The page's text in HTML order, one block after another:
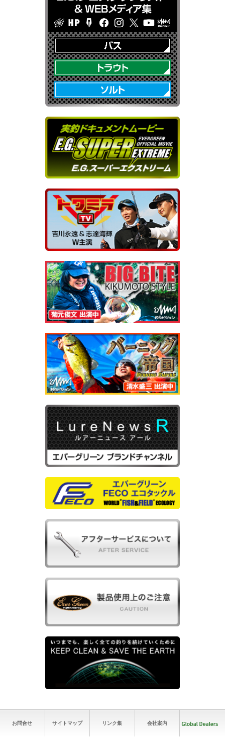
お問合せ サイトマップ リンク集 会社案内